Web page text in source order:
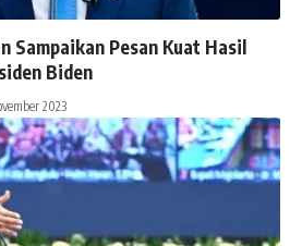
Sampaikan Pesan Kuat Hasil
Biden
2023